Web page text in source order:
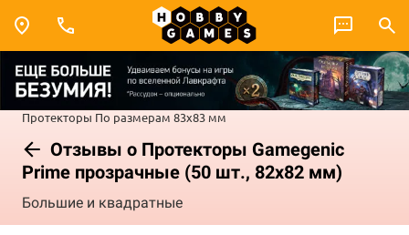
Протекторы По размерам 83x83 мм
Отзывы о Протекторы Gamegenic
Prime прозрачные (50 шт., 82x82 мм)
Большие и квадратные